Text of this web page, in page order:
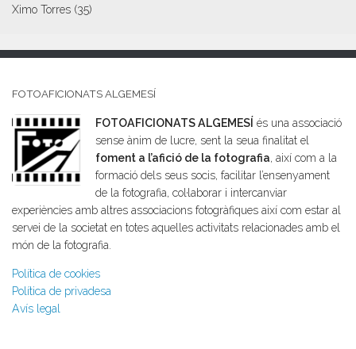
Ximo Torres (35)
FOTOAFICIONATS ALGEMESÍ
FOTOAFICIONATS ALGEMESÍ és una associació
sense ànim de lucre, sent la seua finalitat el
foment a l’afició de la fotografia, així com a la
formació dels seus socis, facilitar l’ensenyament
de la fotografia, col·laborar i intercanviar
experiències amb altres associacions fotogràfiques així com estar al
servei de la societat en totes aquelles activitats relacionades amb el
món de la fotografia.
Política de cookies
Política de privadesa
Avís legal